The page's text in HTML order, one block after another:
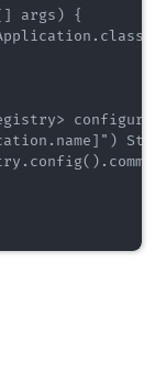
args) {